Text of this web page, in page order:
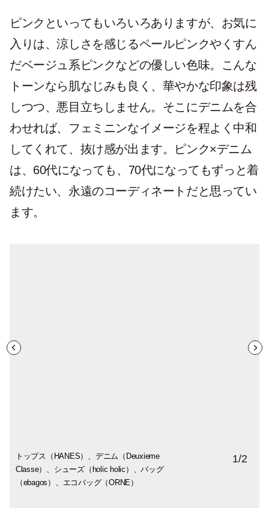
ピンクといってもいろいろありますが、お気に
入りは、涼しさを感じるペールピンクやくすん
だベージュ系ピンクなどの優しい色味。こんな
トーンなら肌なじみも良く、華やかな印象は残
しつつ、悪目立ちしません。そこにデニムを合
わせれば、フェミニンなイメージを程よく中和
してくれて、抜け感が出ます。ピンク×デニム
は、60代になっても、70代になってもずっと着
続けたい、永遠のコーディネートだと思ってい
ます。
トップス（HANES）、デニム（Deuxieme
Classe）、シューズ（holic holic）、バッグ
（ebagos）、エコバッグ（ORNE）
初秋にはこんなオーバーサイズのカーディ
ガンもおすすめ。カーディガン（URBAN
RESEARCH）、デニム（Deuxieme
1/2